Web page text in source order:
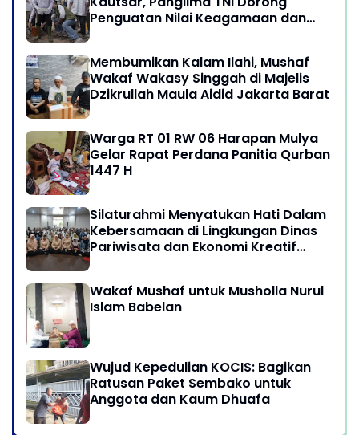
Penguatan Nilai Keagamaan dan
Membumikan Kalam Ilahi, Mushaf
Wakaf Wakasy Singgah di Majelis
Dzikrullah Maula Aidid Jakarta Barat
Warga RT 01 RW 06 Harapan Mulya
Gelar Rapat Perdana Panitia Qurban
1447 H
Silaturahmi Menyatukan Hati Dalam
Kebersamaan di Lingkungan Dinas
Pariwisata dan Ekonomi Kreatif
Wakaf Mushaf untuk Musholla Nurul
Islam Babelan
Wujud Kepedulian KOCIS: Bagikan
Ratusan Paket Sembako untuk
Anggota dan Kaum Dhuafa